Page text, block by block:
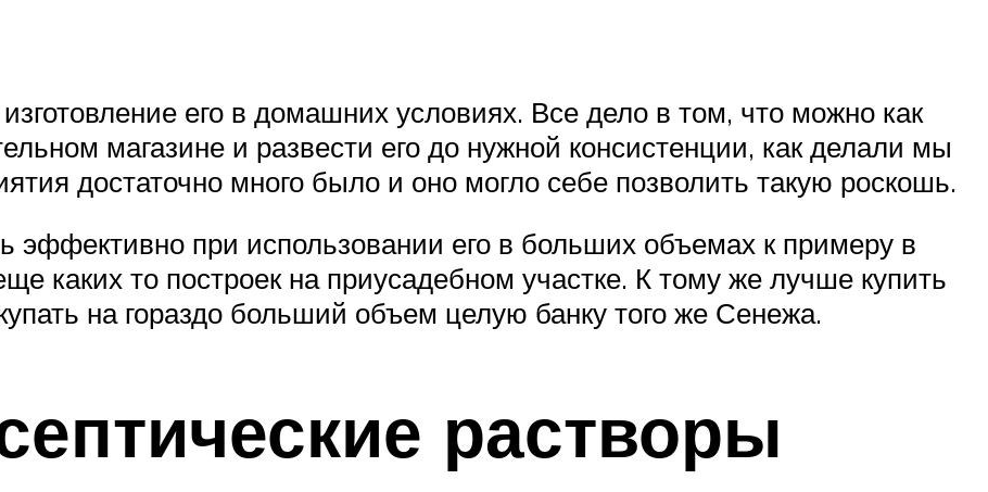
его в домашних условиях. Все дело в том, что можно как
магазине и развести его до нужной консистенции, как делали мы
достаточно много было и оно могло себе позволить такую роскошь.
эффективно при использовании его в больших объемах к примеру в
каких то построек на приусадебном участке. К тому же лучше купить
на гораздо больший объем целую банку того же Сенежа.
растворы